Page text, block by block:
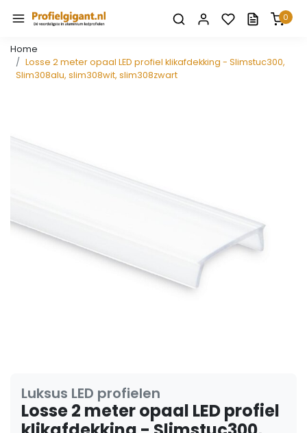
0
Home
Losse 2 meter opaal LED profiel klikafdekking - Slimstuc300,
Slim308alu, slim308wit, slim308zwart
Luksus LED profielen
Losse 2 meter opaal LED profiel